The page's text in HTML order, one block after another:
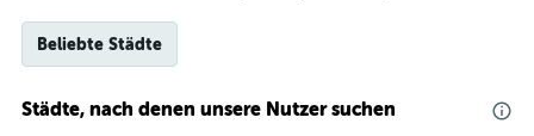
Beliebte Städte
Städte, nach denen unsere Nutzer suchen